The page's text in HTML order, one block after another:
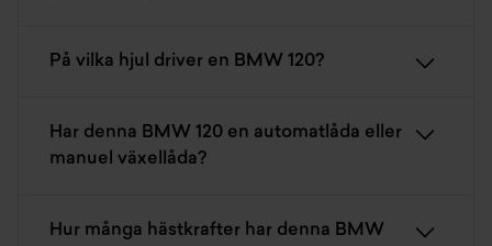
På vilka hjul driver en BMW 120?
Har denna BMW 120 en automatlåda eller
manuel växellåda?
Hur många hästkrafter har denna BMW